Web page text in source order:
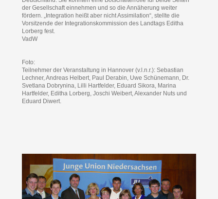
der Gesellschaft einnehmen und so die Annäherung weiter
fördern. „Integration heißt aber nicht Assimilation“, stellte die
Vorsitzende der Integrationskommission des Landtags Editha
Lorberg fest.
VadW
Foto:
Teilnehmer der Veranstaltung in Hannover (v.l.n.r.): Sebastian
Lechner, Andreas Helbert, Paul Derabin, Uwe Schünemann, Dr.
Svetlana Dobrynina, Lilli Hartfelder, Eduard Sikora, Marina
Hartfelder, Editha Lorberg, Joschi Weibert, Alexander Nuts und
Eduard Diwert.